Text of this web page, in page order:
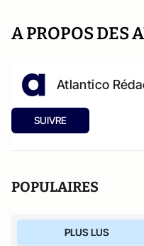
A PROPOS DES
Atlantico
SUIVRE
POPULAIRES
PLUS LUS